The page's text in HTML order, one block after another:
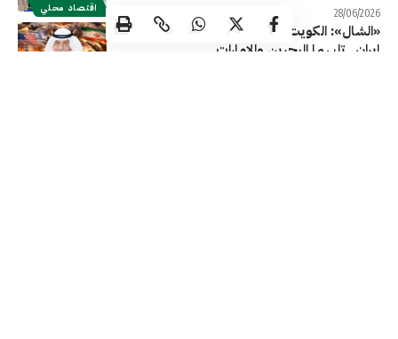
اقتصاد محلي 28/06/2026
«الشال»: الكويت وقطر أكبر الخاسرين جراء حرب
إيران.. تليهما البحرين والإمارات